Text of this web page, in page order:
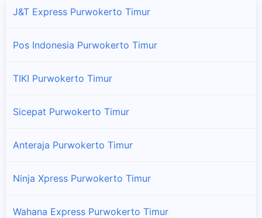
J&T Express Purwokerto Timur
Pos Indonesia Purwokerto Timur
TIKI Purwokerto Timur
Sicepat Purwokerto Timur
Anteraja Purwokerto Timur
Ninja Xpress Purwokerto Timur
Wahana Express Purwokerto Timur